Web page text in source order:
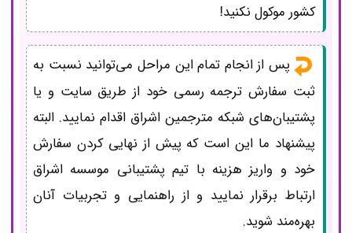
کشور موکول نکنید!
پس از انجام تمام این مراحل می‌توانید نسبت به
ثبت سفارش ترجمه رسمی خود از طریق سایت و یا
پشتیبان‌های شبکه مترجمین اشراق اقدام نمایید. البته
پیشنهاد ما این است که پیش از نهایی کردن سفارش
خود و واریز هزینه با تیم پشتیبانی موسسه اشراق
ارتباط برقرار نمایید و از راهنمایی و تجربیات آنان
بهره‌مند شوید.